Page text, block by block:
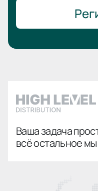
Ваша задача
всё остальное